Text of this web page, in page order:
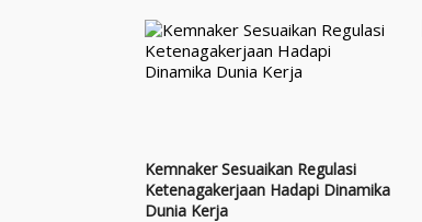
Kemnaker Sesuaikan Regulasi
Ketenagakerjaan Hadapi Dinamika
Dunia Kerja